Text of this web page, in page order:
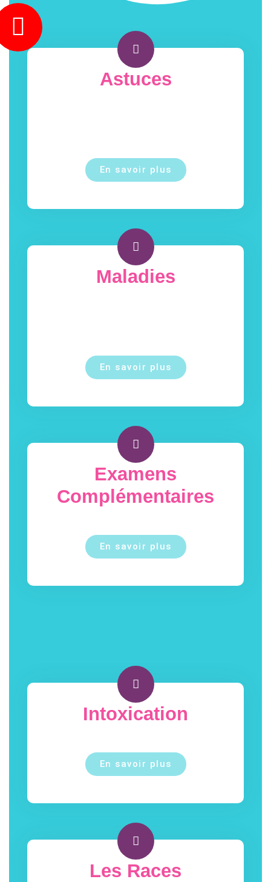
Astuces
En savoir plus
Maladies
En savoir plus
Examens
Complémentaires
En savoir plus
Intoxication
En savoir plus
Les Races